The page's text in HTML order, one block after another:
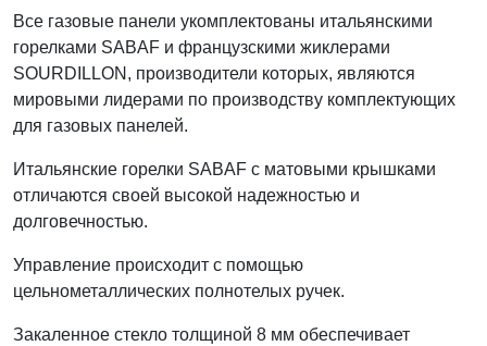
Все газовые панели укомплектованы итальянскими
горелками SABAF и французскими жиклерами
SOURDILLON, производители которых, являются
мировыми лидерами по производству комплектующих
для газовых панелей.
Итальянские горелки SABAF с матовыми крышками
отличаются своей высокой надежностью и
долговечностью.
Управление происходит с помощью
цельнометаллических полнотелых ручек.
Закаленное стекло толщиной 8 мм обеспечивает